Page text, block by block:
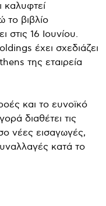
καλυφτεί
το βιβλίο
στις 16 Ιουνίου.
έχει σχεδιάζει
της εταιρεία
και το ευνοϊκό
διαθέτει τις
νέες εισαγωγές,
κατά το